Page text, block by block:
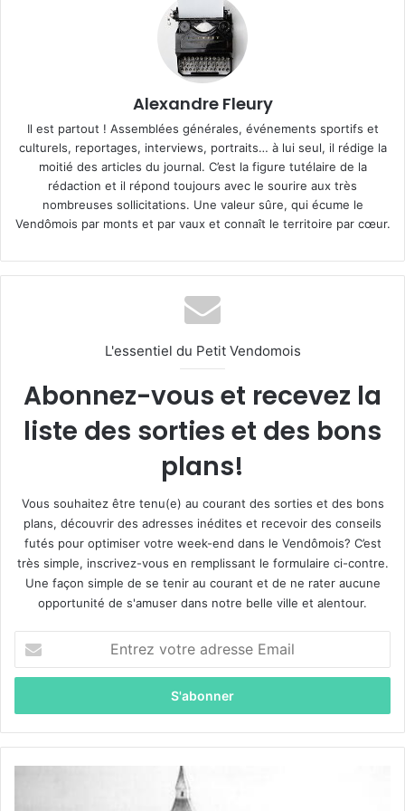
Alexandre Fleury
Il est partout ! Assemblées générales, événements sportifs et
culturels, reportages, interviews, portraits… à lui seul, il rédige la
moitié des articles du journal. C’est la figure tutélaire de la
rédaction et il répond toujours avec le sourire aux très
nombreuses sollicitations. Une valeur sûre, qui écume le
Vendômois par monts et par vaux et connaît le territoire par cœur.
L'essentiel du Petit Vendomois
Abonnez-vous et recevez la
liste des sorties et des bons
plans!
Vous souhaitez être tenu(e) au courant des sorties et des bons
plans, découvrir des adresses inédites et recevoir des conseils
futés pour optimiser votre week-end dans le Vendômois? C’est
très simple, inscrivez-vous en remplissant le formulaire ci-contre.
Une façon simple de se tenir au courant et de ne rater aucune
opportunité de s'amuser dans notre belle ville et alentour.
t
e
z